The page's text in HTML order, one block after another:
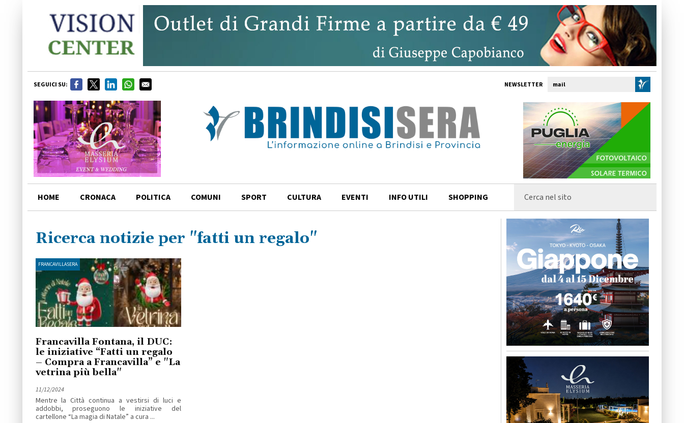
SEGUICI SU: NEWSLETTER
HOME CRONACA POLITICA COMUNI SPORT CULTURA EVENTI INFO UTILI SHOPPING
Ricerca notizie per "fatti un regalo"
FRANCAVILLASERA
Francavilla Fontana, il DUC:
le iniziative “Fatti un regalo
– Compra a Francavilla” e "La
vetrina più bella"
11/12/2024
Mentre la Città continua a vestirsi di luci e
addobbi, proseguono le iniziative del
cartellone “La magia di Natale” a cura ...